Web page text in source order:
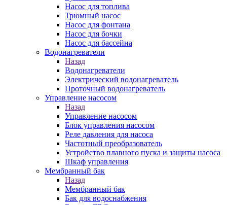
Насос для топлива
Трюмный насос
Насос для фонтана
Насос для бочки
Насос для бассейна
Водонагреватели
Назад
Водонагреватели
Электрический водонагреватель
Проточный водонагреватель
Управление насосом
Назад
Управление насосом
Блок управления насосом
Реле давления для насоса
Частотный преобразователь
Устройство плавного пуска и защиты насоса
Шкаф управления
Мембранный бак
Назад
Мембранный бак
Бак для водоснабжения